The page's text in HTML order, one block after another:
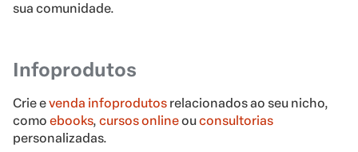
sua comunidade.
Infoprodutos
Crie evenda infoprodutos relacionados ao seu nicho,
como ebooks, cursos onlineouconsultorias
personalizadas.